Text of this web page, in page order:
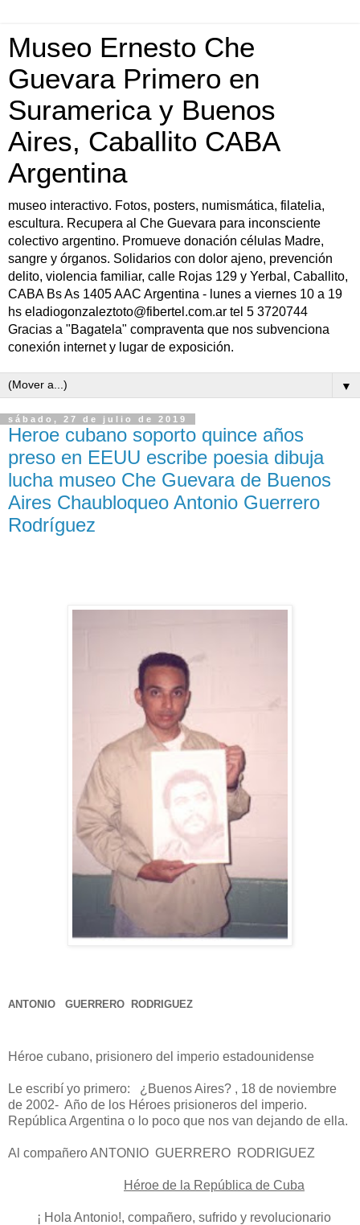
Museo Ernesto Che
Guevara Primero en
Suramerica y Buenos
Aires, Caballito CABA
Argentina
museo interactivo. Fotos, posters, numismática, filatelia,
escultura. Recupera al Che Guevara para inconsciente
colectivo argentino. Promueve donación células Madre,
sangre y órganos. Solidarios con dolor ajeno, prevención
delito, violencia familiar, calle Rojas 129 y Yerbal, Caballito,
CABA Bs As 1405 AAC Argentina - lunes a viernes 10 a 19
hs eladiogonzaleztoto@fibertel.com.ar tel 5 3720744
Gracias a "Bagatela" compraventa que nos subvenciona
conexión internet y lugar de exposición.
▼
sábado, 27 de julio de 2019
Heroe cubano soporto quince años
preso en EEUU escribe poesia dibuja
lucha museo Che Guevara de Buenos
Aires Chaubloqueo Antonio Guerrero
Rodríguez
ANTONIO GUERRERO RODRIGUEZ
Héroe cubano, prisionero del imperio estadounidense
Le escribí yo primero: ¿Buenos Aires? , 18 de noviembre
de 2002- Año de los Héroes prisioneros del imperio.
República Argentina o lo poco que nos van dejando de ella.
Al compañero ANTONIO GUERRERO RODRIGUEZ
Héroe de la República de Cuba
¡ Hola Antonio!, compañero, sufrido y revolucionario